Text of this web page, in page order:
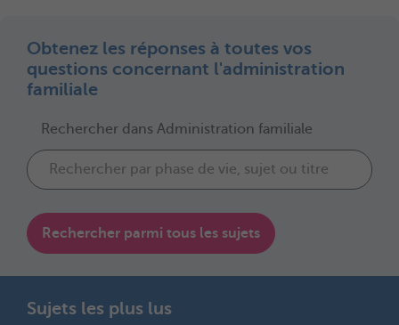
Obtenez les réponses à toutes vos
questions concernant l'administration
familiale
Rechercher dans Administration familiale
Rechercher parmi tous les sujets
Sujets les plus lus